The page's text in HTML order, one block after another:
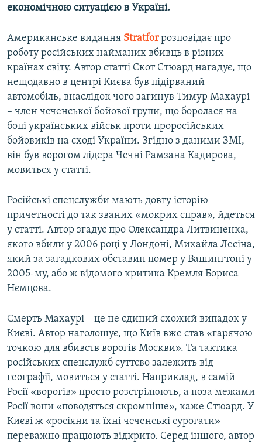
економічною ситуацією в Україні.
Американське видання Stratforрозповідає про
роботу російських найманих вбивць в різних
країнах світу. Автор статті Скот Стюард нагадує, що
нещодавно в центрі Києва був підірваний
автомобіль, внаслідок чого загинув Тимур Махаурі
– член чеченської бойової групи, що боролася на
боці українських військ проти проросійських
бойовиків на сході України. Згідно з даними ЗМІ,
він був ворогом лідера Чечні Рамзана Кадирова,
мовиться у статті.
Російські спецслужби мають довгу історію
причетності до так званих «мокрих справ», йдеться
у статті. Автор згадує про Олександра Литвиненка,
якого вбили у 2006 році у Лондоні, Михайла Лесіна,
який за загадкових обставин помер у Вашингтоні у
2005-му, або ж відомого критика Кремля Бориса
Нємцова.
Смерть Махаурі – це не єдиний схожий випадок у
Києві. Автор наголошує, що Київ вже став «гарячою
точкою для вбивств ворогів Москви». Та тактика
російських спецслужб суттєво залежить від
географії, мовиться у статті. Наприклад, в самій
Росії «ворогів» просто розстрілюють, а поза межами
Росії вони «поводяться скромніше», каже Стюард. У
Києві ж «росіяни та їхні чеченські сурогати»
переважно працюють відкрито. Серед іншого, автор